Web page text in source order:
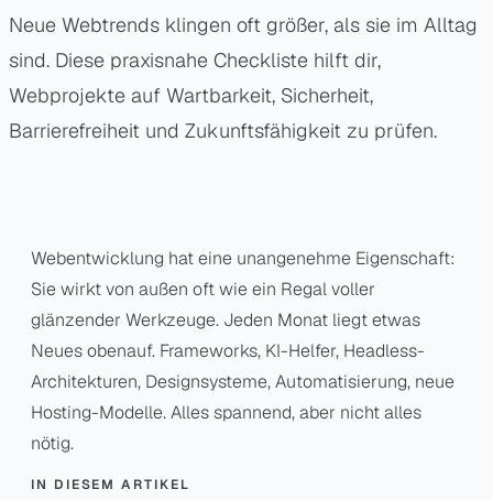
Neue Webtrends klingen oft größer, als sie im Alltag
sind. Diese praxisnahe Checkliste hilft dir,
Webprojekte auf Wartbarkeit, Sicherheit,
Barrierefreiheit und Zukunftsfähigkeit zu prüfen.
Webentwicklung hat eine unangenehme Eigenschaft:
Sie wirkt von außen oft wie ein Regal voller
glänzender Werkzeuge. Jeden Monat liegt etwas
Neues obenauf. Frameworks, KI-Helfer, Headless-
Architekturen, Designsysteme, Automatisierung, neue
Hosting-Modelle. Alles spannend, aber nicht alles
nötig.
IN DIESEM ARTIKEL